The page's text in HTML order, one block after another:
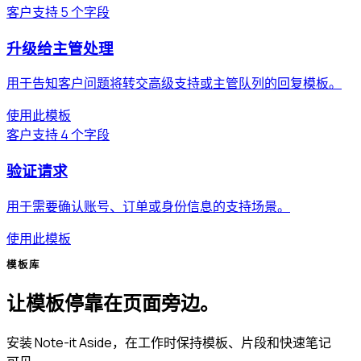
客户支持5 个字段
升级给主管处理
用于告知客户问题将转交高级支持或主管队列的回复模板。
使用此模板
客户支持4 个字段
验证请求
用于需要确认账号、订单或身份信息的支持场景。
使用此模板
模板库
让模板停靠在页面旁边。
安装 Note-it Aside，在工作时保持模板、片段和快速笔记